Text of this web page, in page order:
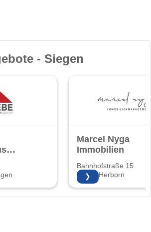
- Siegen
Marcel Nyga
Immobilien
Bahnhofstraße 15
35745 Herborn
❯